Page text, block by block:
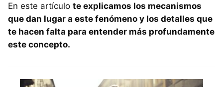
En este artículo te explicamos los mecanismos
que dan lugar a este fenómeno y los detalles que
te hacen falta para entender más profundamente
este concepto.